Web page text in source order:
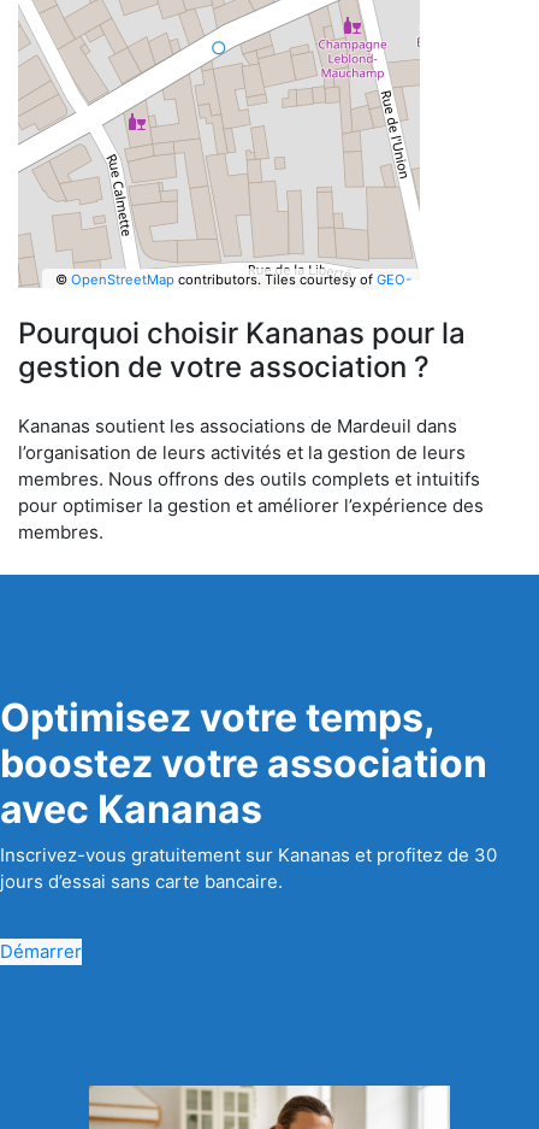
© OpenStreetMapcontributors. Tiles courtesy of GEO-
Pourquoi choisir Kananas pour la
gestion de votre association ?
Kananas soutient les associations de Mardeuil dans
l’organisation de leurs activités et la gestion de leurs
membres. Nous offrons des outils complets et intuitifs
pour optimiser la gestion et améliorer l’expérience des
membres.
Optimisez votre temps,
boostez votre association
avec Kananas
Inscrivez-vous gratuitement sur Kananas et profitez de 30
jours d’essai sans carte bancaire.
Démarrer